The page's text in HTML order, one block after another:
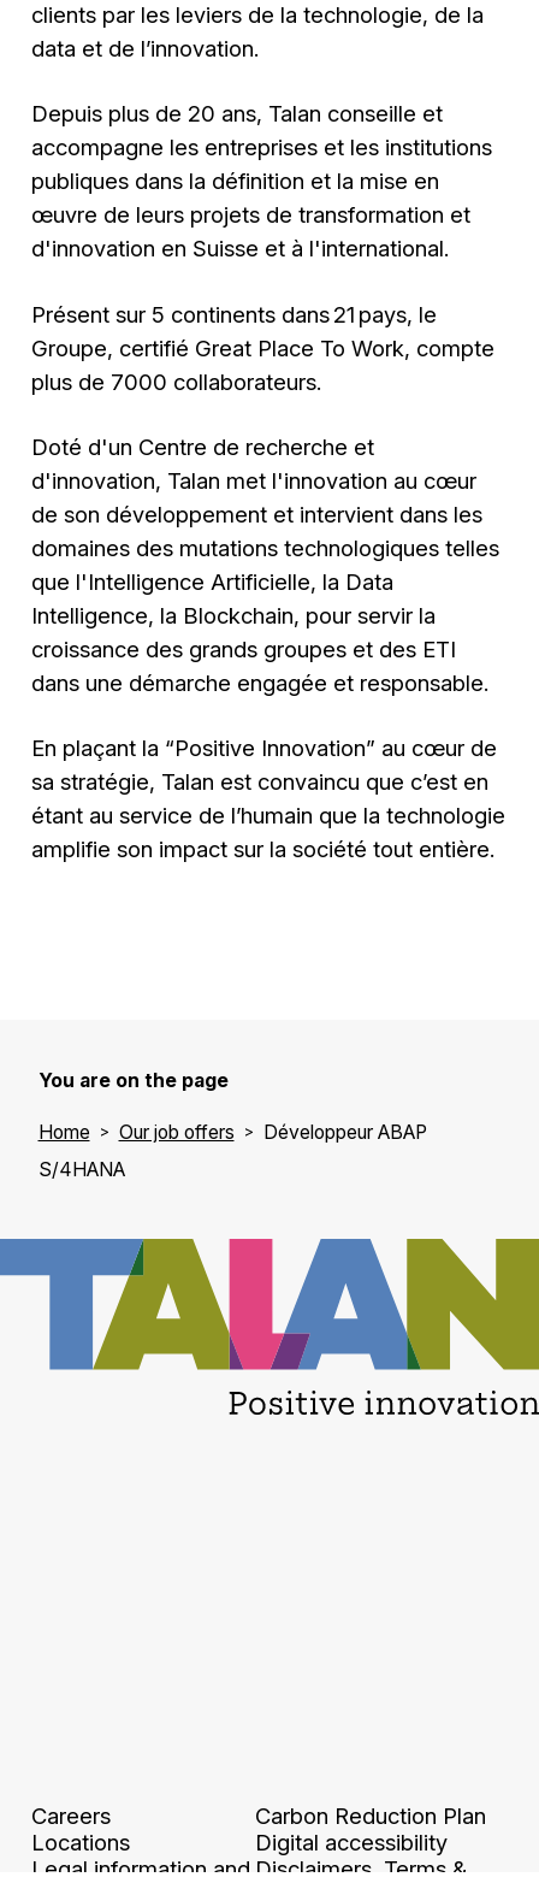
clients par les leviers de la technologie, de la
data et de l’innovation.
Depuis plus de 20 ans, Talan conseille et
accompagne les entreprises et les institutions
publiques dans la définition et la mise en
œuvre de leurs projets de transformation et
d'innovation en Suisse et à l'international.
Présent sur 5 continents dans 21 pays, le
Groupe, certifié Great Place To Work, compte
plus de 7000 collaborateurs.
Doté d'un Centre de recherche et
d'innovation, Talan met l'innovation au cœur
de son développement et intervient dans les
domaines des mutations technologiques telles
que l'Intelligence Artificielle, la Data
Intelligence, la Blockchain, pour servir la
croissance des grands groupes et des ETI
dans une démarche engagée et responsable.
En plaçant la “Positive Innovation” au cœur de
sa stratégie, Talan est convaincu que c’est en
étant au service de l’humain que la technologie
amplifie son impact sur la société tout entière.
You are on the page
Home Our job offers
Développeur ABAP
S/4HANA
Careers
Locations
Legal information and
Carbon Reduction Plan
Digital accessibility
Disclaimers, Terms &